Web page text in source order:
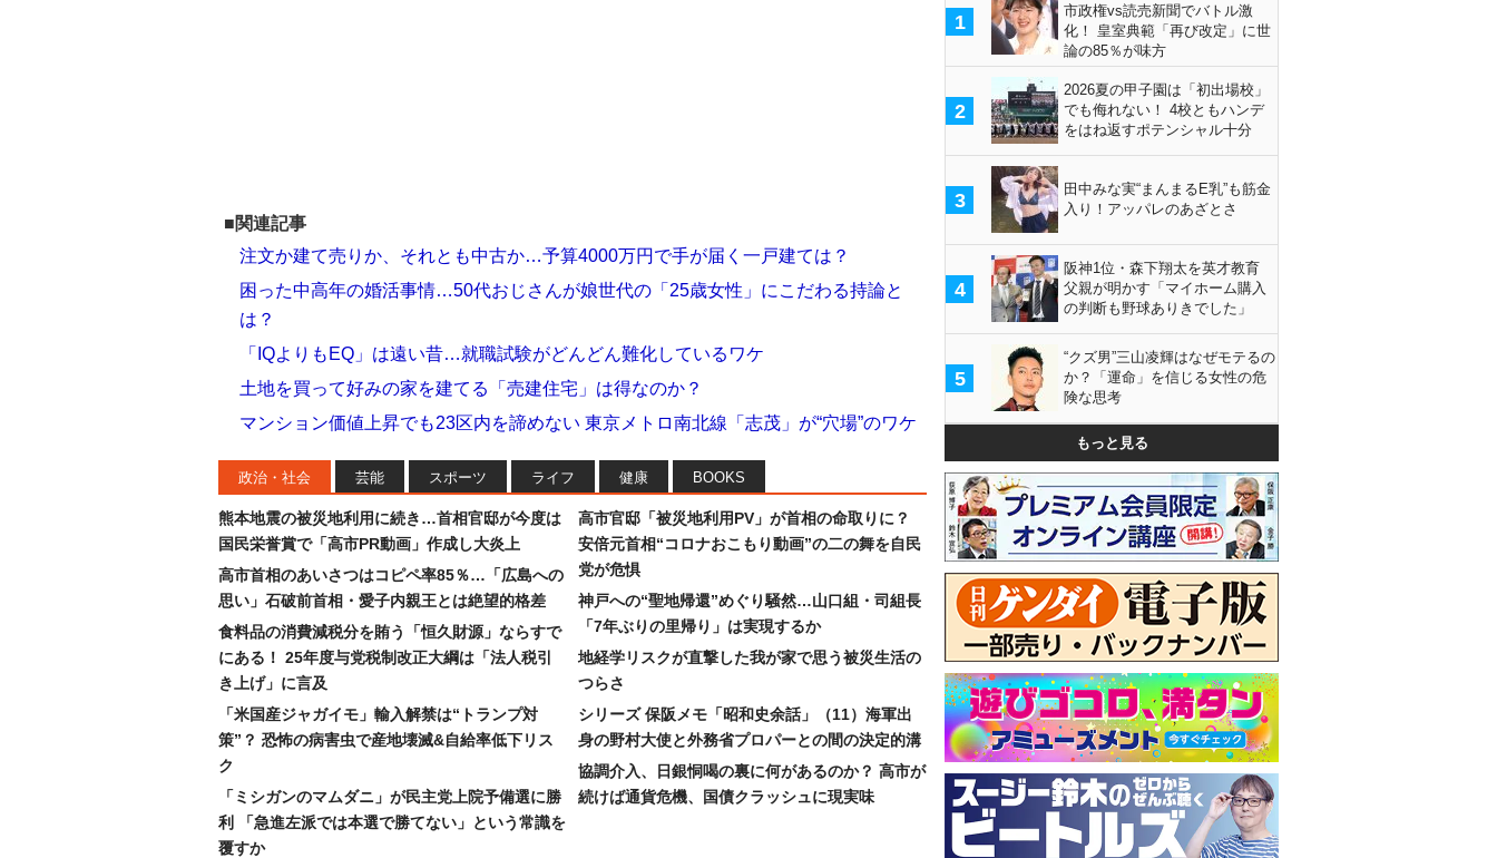
■関連記事
注文か建て売りか、それとも中古か…予算4000万円で手が届く一戸建ては？
困った中高年の婚活事情…50代おじさんが娘世代の「25歳女性」にこだわる持論と
は？
「IQよりもEQ」は遠い昔…就職試験がどんどん難化しているワケ
土地を買って好みの家を建てる「売建住宅」は得なのか？
マンション価値上昇でも23区内を諦めない 東京メトロ南北線「志茂」が“穴場”のワケ
政治・社会 芸能 スポーツ ライフ 健康 BOOKS
熊本地震の被災地利用に続き…首相官邸が今度は
国民栄誉賞で「高市PR動画」作成し大炎上
高市首相のあいさつはコピペ率85％…「広島への
思い」石破前首相・愛子内親王とは絶望的格差
食料品の消費減税分を賄う「恒久財源」ならすで
にある！ 25年度与党税制改正大綱は「法人税引
き上げ」に言及
「米国産ジャガイモ」輸入解禁は“トランプ対
策”？ 恐怖の病害虫で産地壊滅&自給率低下リス
ク
「ミシガンのマムダニ」が民主党上院予備選に勝
利 「急進左派では本選で勝てない」という常識を
覆すか
高市官邸「被災地利用PV」が首相の命取りに？
安倍元首相“コロナおこもり動画”の二の舞を自民
党が危惧
神戸への“聖地帰還”めぐり騒然…山口組・司組長
「7年ぶりの里帰り」は実現するか
地経学リスクが直撃した我が家で思う被災生活の
つらさ
シリーズ 保阪メモ「昭和史余話」（11）海軍出
身の野村大使と外務省プロパーとの間の決定的溝
協調介入、日銀恫喝の裏に何があるのか？ 高市が
続けば通貨危機、国債クラッシュに現実味
1
市政権vs読売新聞でバトル激
化！ 皇室典範「再び改定」に世
論の85％が味方
2
2026夏の甲子園は「初出場校」
でも侮れない！ 4校ともハンデ
をはね返すポテンシャル十分
3
田中みな実“まんまるE乳”も筋金
入り！アッパレのあざとさ
4
阪神1位・森下翔太を英才教育
父親が明かす「マイホーム購入
の判断も野球ありきでした」
5
“クズ男”三山凌輝はなぜモテるの
か？「運命」を信じる女性の危
険な思考
もっと見る